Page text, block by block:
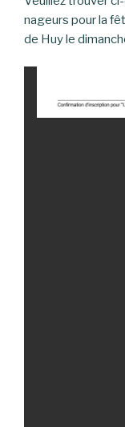
nageurs pour la
de Huy le